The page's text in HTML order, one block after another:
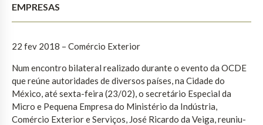
EMPRESAS
22 fev 2018 – Comércio Exterior
Num encontro bilateral realizado durante o evento da OCDE
que reúne autoridades de diversos países, na Cidade do
México, até sexta-feira (23/02), o secretário Especial da
Micro e Pequena Empresa do Ministério da Indústria,
Comércio Exterior e Serviços, José Ricardo da Veiga, reuniu-